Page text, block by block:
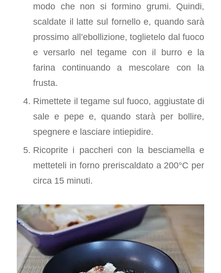
modo che non si formino grumi. Quindi,
scaldate il latte sul fornello e, quando sarà
prossimo all’ebollizione, toglietelo dal fuoco
e versarlo nel tegame con il burro e la
farina continuando a mescolare con la
frusta.
Rimettete il tegame sul fuoco, aggiustate di
sale e pepe e, quando starà per bollire,
spegnere e lasciare intiepidire.
Ricoprite i paccheri con la besciamella e
metteteli in forno preriscaldato a 200°C per
circa 15 minuti.